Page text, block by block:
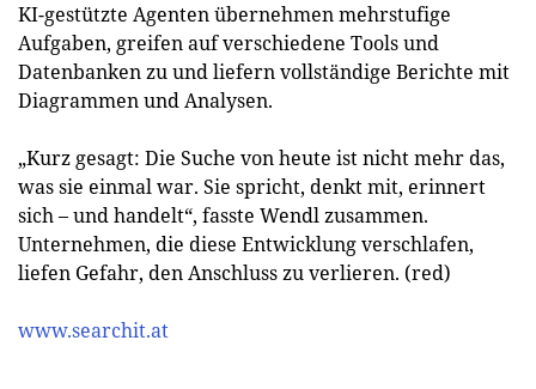
KI-gestützte Agenten übernehmen mehrstufige
Aufgaben, greifen auf verschiedene Tools und
Datenbanken zu und liefern vollständige Berichte mit
Diagrammen und Analysen.
„Kurz gesagt: Die Suche von heute ist nicht mehr das,
was sie einmal war. Sie spricht, denkt mit, erinnert
sich – und handelt“, fasste Wendl zusammen.
Unternehmen, die diese Entwicklung verschlafen,
liefen Gefahr, den Anschluss zu verlieren. (red)
www.searchit.at